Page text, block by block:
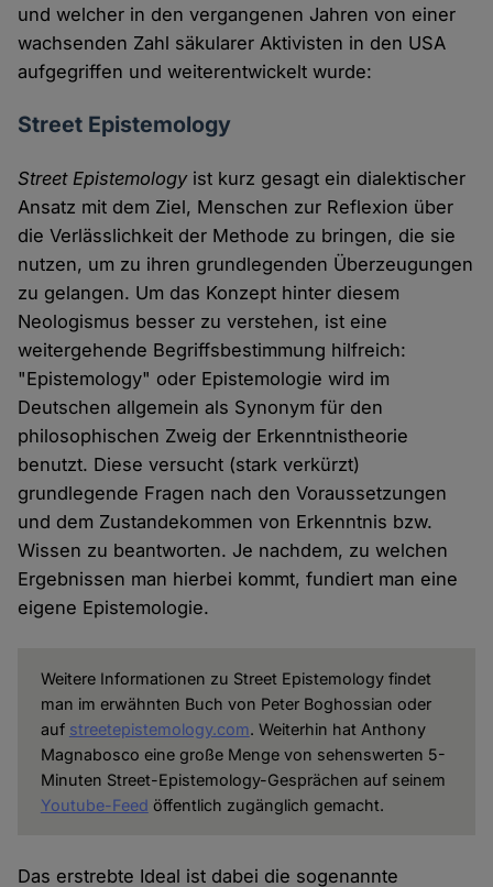
und welcher in den vergangenen Jahren von einer
wachsenden Zahl säkularer Aktivisten in den USA
aufgegriffen und weiterentwickelt wurde:
Street Epistemology
Street Epistemologyist kurz gesagt ein dialektischer
Ansatz mit dem Ziel, Menschen zur Reflexion über
die Verlässlichkeit der Methode zu bringen, die sie
nutzen, um zu ihren grundlegenden Überzeugungen
zu gelangen. Um das Konzept hinter diesem
Neologismus besser zu verstehen, ist eine
weitergehende Begriffsbestimmung hilfreich:
"Epistemology" oder Epistemologie wird im
Deutschen allgemein als Synonym für den
philosophischen Zweig der Erkenntnistheorie
benutzt. Diese versucht (stark verkürzt)
grundlegende Fragen nach den Voraussetzungen
und dem Zustandekommen von Erkenntnis bzw.
Wissen zu beantworten. Je nachdem, zu welchen
Ergebnissen man hierbei kommt, fundiert man eine
eigene Epistemologie.
Weitere Informationen zu Street Epistemology findet
man im erwähnten Buch von Peter Boghossian oder
auf streetepistemology.com. Weiterhin hat Anthony
Magnabosco eine große Menge von sehenswerten 5-
Minuten Street-Epistemology-Gesprächen auf seinem
Youtube-Feed öffentlich zugänglich gemacht.
Das erstrebte Ideal ist dabei die sogenannte